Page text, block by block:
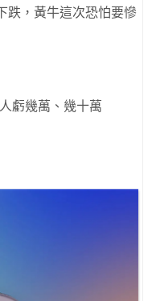
跌，黃牛這次恐怕要慘
虧幾萬、幾十萬